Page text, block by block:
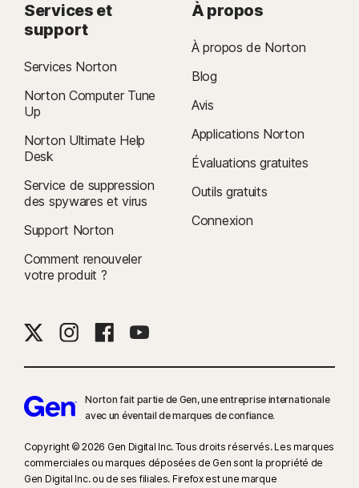
Services et
support
Services Norton
Norton Computer Tune
Up
Norton Ultimate Help
Desk
Service de suppression
des spywares et virus
Support Norton
Comment renouveler
votre produit ?
À propos
À propos de Norton
Blog
Avis
Applications Norton
Évaluations gratuites
Outils gratuits
Connexion
Norton fait partie de Gen, une entreprise internationale
avec un éventail de marques de confiance.​
Copyright © 2026 Gen Digital Inc. Tous droits réservés. Les marques
commerciales ou marques déposées de Gen sont la propriété de
Gen Digital Inc. ou de ses filiales. Firefox est une marque